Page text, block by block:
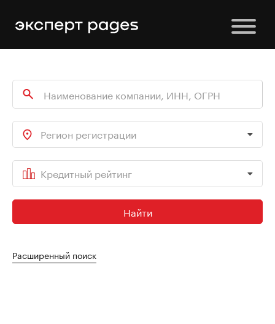
Регион регистрации
Кредитный рейтинг
Найти
Расширенный поиск